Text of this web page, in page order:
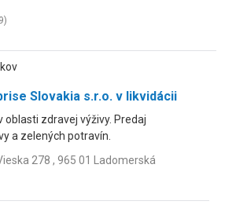
Slovakia s.r.o. v likvidácii
oblasti zdravej výživy. Predaj
a zelených potravín.
278 , 965 01 Ladomerská